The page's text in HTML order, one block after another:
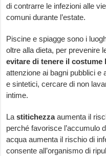
di contrarre le infezioni alle
comuni durante l’estate.
Piscine e spiagge sono i
oltre alla dieta, per prevenire
evitare di tenere il
attenzione ai bagni pubblici e
e sintetici, cercare di non
intime.
Lastitichezzaaumenta il
perché favorisce l’accumulo
acqua aumenta il rischio di
consente all’organismo di